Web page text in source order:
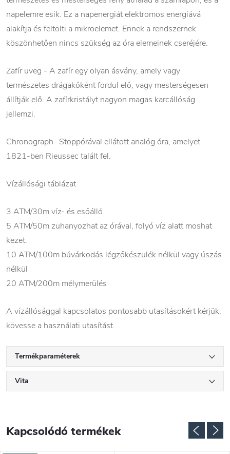
napelemre esik. Ez a napenergiát elektromos energiává
alakítja és feltölti a mikroelemet. Ennek a rendszernek
köszönhetően nincs szükség az óra elemeinek cseréjére.
Zafír uveg - A zafír egy olyan ásvány, amely vagy
természetes drágakőként fordul elő, vagy mesterségesen
állítják elő. A zafírkristályt nagyon magas karcállóság
jellemzi.
Chronograph- Stoppórával ellátott analóg óra, amelyet
1821-ben Rieussec talált fel.
Vízállósági táblázat
3 ATM/30m víz- és esőálló
5 ATM/50m zuhanyozhat az órával, folyó víz alatt moshat
kezet.
10 ATM/100m búvárkodás légzőkészülék nélkül vagy úszás
nélkül
20 ATM/200m mélymerülés
A vízállósággal kapcsolatos pontosabb utasításokért kérjük,
kövesse a használati utasítást.
Termékparaméterek
Vita
Kapcsolódó termékek